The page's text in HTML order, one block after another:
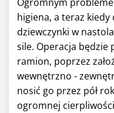
Ogromnym
higiena, a teraz kiedy
dziewczynki w
sile. Operacja będzie
ramion, poprzez
wewnętrzno -
nosić go przez pół
ogromnej